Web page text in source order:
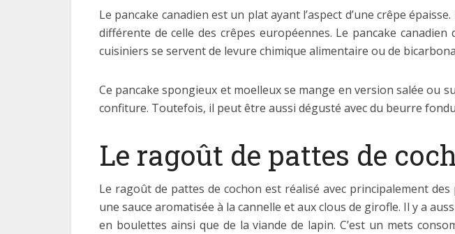
Le pancake canadien est un plat ayant l’aspect d’une crêpe
différente de celle des crêpes européennes. Le pancake
cuisiniers se servent de levure chimique alimentaire ou de
Ce pancake spongieux et moelleux se mange en version salée ou
confiture. Toutefois, il peut être aussi dégusté avec du beurre
Le ragoût de pattes de
Le ragoût de pattes de cochon est réalisé avec principalement
une sauce aromatisée à la cannelle et aux clous de girofle. Il y a
en boulettes ainsi que de la viande de lapin. C’est un mets